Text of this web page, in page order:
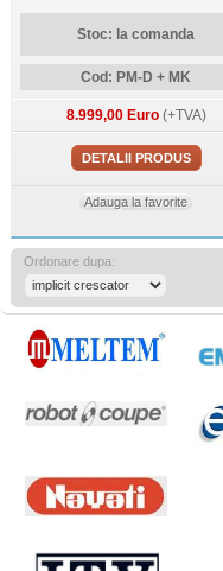
Stoc: la comanda
Cod: PM-D + MK
8.999,00 Euro(+TVA)
DETALII PRODUS
Adauga la favorite
Ordonare dupa: